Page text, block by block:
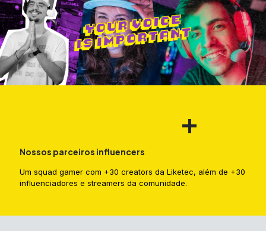
+
Nossos parceiros influencers
Um squad gamer com +30 creators da Liketec, além de +30
influenciadores e streamers da comunidade.